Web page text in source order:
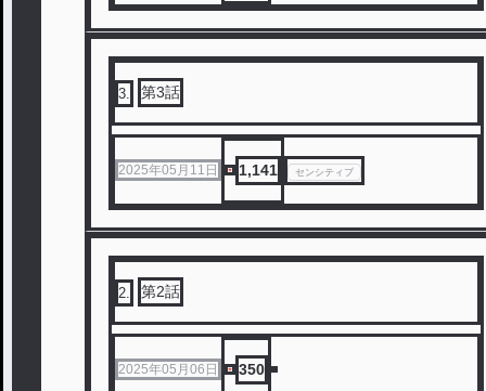
3 第3話
2025年05月11日 1,141 センシティブ
2 第2話
2025年05月06日 350